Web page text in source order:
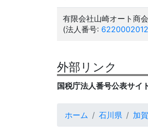
有限会社山崎オート商会
(法人番号:
外部リンク
国税庁法人番号公表サイ
ホーム 石川県 加